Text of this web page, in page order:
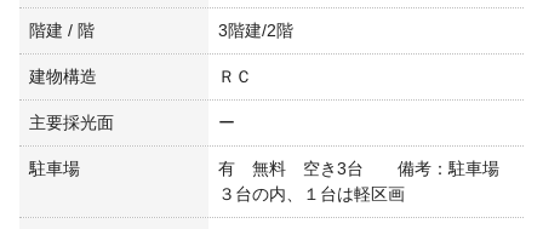
階建 / 階 3階建/2階
建物構造 ＲＣ
主要採光面 ー
駐車場
有 無料 空き3台 備考：駐車場
３台の内、１台は軽区画